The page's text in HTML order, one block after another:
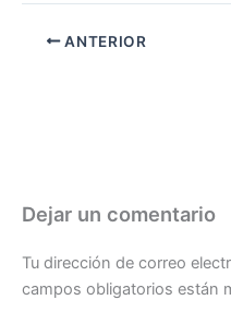
ANTERIOR
Dejar un comentario
Tu dirección de correo
campos obligatorios están